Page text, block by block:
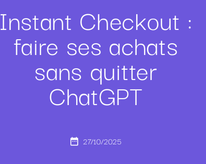
Instant Checkout :
faire ses achats
sans quitter
ChatGPT
27/10/2025